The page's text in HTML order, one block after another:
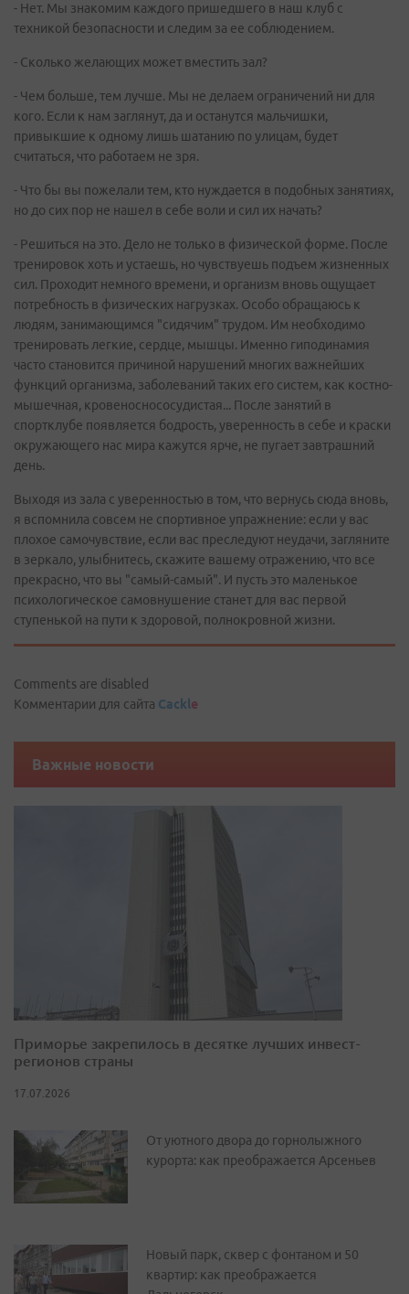
- Нет. Мы знакомим каждого пришедшего в наш клуб с
техникой безопасности и следим за ее соблюдением.
- Сколько желающих может вместить зал?
- Чем больше, тем лучше. Мы не делаем ограничений ни для
кого. Если к нам заглянут, да и останутся мальчишки,
привыкшие к одному лишь шатанию по улицам, будет
считаться, что работаем не зря.
- Что бы вы пожелали тем, кто нуждается в подобных занятиях,
но до сих пор не нашел в себе воли и сил их начать?
- Решиться на это. Дело не только в физической форме. После
тренировок хоть и устаешь, но чувствуешь подъем жизненных
сил. Проходит немного времени, и организм вновь ощущает
потребность в физических нагрузках. Особо обращаюсь к
людям, занимающимся "сидячим" трудом. Им необходимо
тренировать легкие, сердце, мышцы. Именно гиподинамия
часто становится причиной нарушений многих важнейших
функций организма, заболеваний таких его систем, как костно-
мышечная, кровеноснососудистая... После занятий в
спортклубе появляется бодрость, уверенность в себе и краски
окружающего нас мира кажутся ярче, не пугает завтрашний
день.
Выходя из зала с уверенностью в том, что вернусь сюда вновь,
я вспомнила совсем не спортивное упражнение: если у вас
плохое самочувствие, если вас преследуют неудачи, загляните
в зеркало, улыбнитесь, скажите вашему отражению, что все
прекрасно, что вы "самый-самый". И пусть это маленькое
психологическое самовнушение станет для вас первой
ступенькой на пути к здоровой, полнокровной жизни.
Comments are disabled
Комментарии для сайта Cackle
Важные новости
Приморье закрепилось в десятке лучших инвест-
регионов страны
17.07.2026
От уютного двора до горнолыжного
курорта: как преображается Арсеньев
Новый парк, сквер с фонтаном и 50
квартир: как преображается